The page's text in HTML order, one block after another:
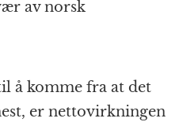
av norsk
å komme fra at det
er netto­virkningen